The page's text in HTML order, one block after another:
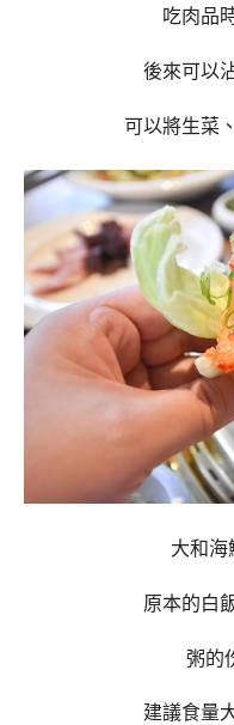
吃肉品
後來可以
可以將生菜
大和海
原本的白
粥的
建議食量